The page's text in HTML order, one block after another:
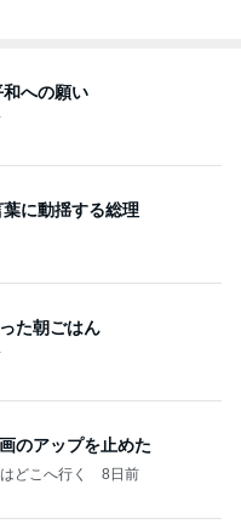
への願い
に動揺する総理
た朝ごはん
のアップを止めた
どこへ行く 8日前